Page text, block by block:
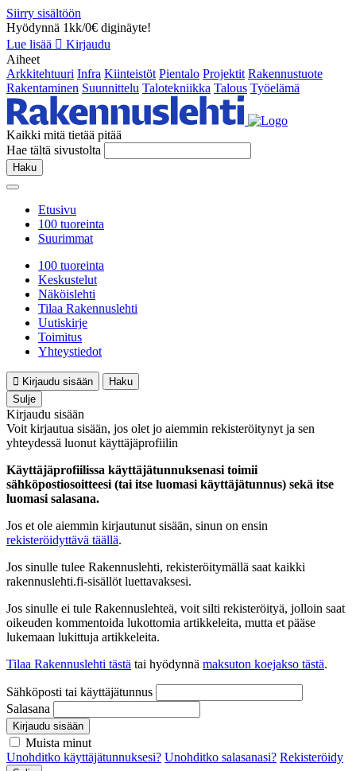
Siirry sisältöön
Hyödynnä 1kk/0€ diginäyte!
Lue lisää
Kirjaudu
Aiheet
Arkkitehtuuri Infra Kiinteistöt Pientalo Projektit Rakennustuote
Rakentaminen Suunnittelu Talotekniikka Talous Työelämä
Kaikki mitä tietää pitää
Hae tältä sivustolta
Haku
Etusivu
100 tuoreinta
Suurimmat
100 tuoreinta
Keskustelut
Näköislehti
Tilaa Rakennuslehti
Uutiskirje
Toimitus
Yhteystiedot
Kirjaudu sisään
Haku
Sulje
Kirjaudu sisään
Voit kirjautua sisään, jos olet jo aiemmin rekisteröitynyt ja sen
yhteydessä luonut käyttäjäprofiilin
Käyttäjäprofiilissa käyttäjätunnuksenasi toimii
sähköpostiosoitteesi (tai itse luomasi käyttäjätunnus) sekä itse
luomasi salasana.
Jos et ole aiemmin kirjautunut sisään, sinun on ensin
rekisteröidyttävä täällä.
Jos sinulle tulee Rakennuslehti, rekisteröitymällä saat kaikki
rakennuslehti.fi-sisällöt luettavaksesi.
Jos sinulle ei tule Rakennuslehteä, voit silti rekisteröityä, jolloin saat
oikeuden kommentoida lukottomia artikkeleita, mutta et pääse
lukemaan lukittuja artikkeleita.
Tilaa Rakennuslehti tästä tai hyödynnä maksuton koejakso tästä.
Sähköposti tai käyttäjätunnus
Salasana
Kirjaudu sisään
Muista minut
Unohditko käyttäjätunnuksesi? Unohditko salasanasi? Rekisteröidy